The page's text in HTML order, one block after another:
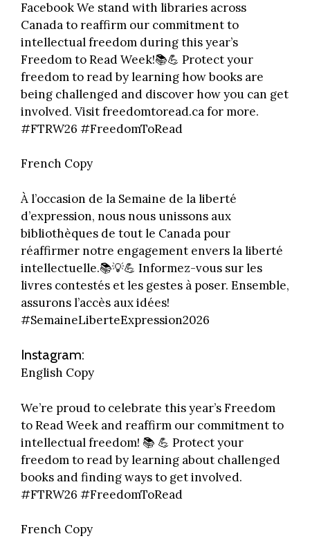
Facebook We stand with libraries across
Canada to reaffirm our commitment to
intellectual freedom during this year’s
Freedom to Read Week!📚💪 Protect your
freedom to read by learning how books are
being challenged and discover how you can get
involved. Visit freedomtoread.ca for more.
#FTRW26 #FreedomToRead
French Copy
À l’occasion de la Semaine de la liberté
d’expression, nous nous unissons aux
bibliothèques de tout le Canada pour
réaffirmer notre engagement envers la liberté
intellectuelle.📚💡💪 Informez-vous sur les
livres contestés et les gestes à poser. Ensemble,
assurons l’accès aux idées!
#SemaineLiberteExpression2026
Instagram:
English Copy
We’re proud to celebrate this year’s Freedom
to Read Week and reaffirm our commitment to
intellectual freedom! 📚 💪 Protect your
freedom to read by learning about challenged
books and finding ways to get involved.
#FTRW26 #FreedomToRead
French Copy